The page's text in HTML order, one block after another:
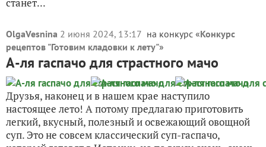
OlgaVesnina 2 июня 2024, 13:17 на конкурс «Конкурс
рецептов "Готовим кладовки к лету"»
А-ля гаспачо для страстного мачо
Друзья, наконец и в нашем крае наступило
настоящее лето! А потому предлагаю приготовить
легкий, вкусный, полезный и освежающий овощной
суп. Это не совсем классический суп-гаспачо,